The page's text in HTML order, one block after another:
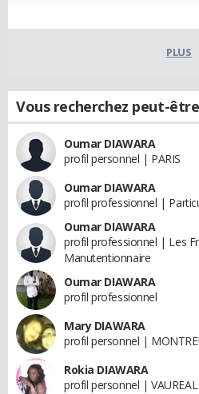
PLUS
Vous recherchez peut-être
Oumar DIAWARA
profil personnel | PARIS
Oumar DIAWARA
profil professionnel |
Oumar DIAWARA
profil professionnel | Les
Manutentionnaire
Oumar DIAWARA
profil professionnel
Mary DIAWARA
profil personnel |
Rokia DIAWARA
profil personnel | VAUREAL